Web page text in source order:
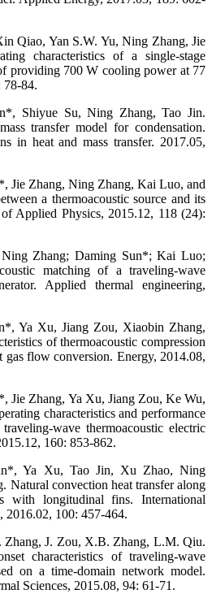
Qiao, Yan S.W. Yu, Ning Zhang, Jie
characteristics of a single-stage
providing 700 W cooling power at 77
84.
Shiyue Su, Ning Zhang, Tao Jin.
transfer model for condensation.
in heat and mass transfer. 2017.05,
Jie Zhang, Ning Zhang, Kai Luo, and
a thermoacoustic source and its
Applied Physics, 2015.12, 118 (24):
Zhang; Daming Sun*; Kai Luo;
matching of a traveling-wave
Applied thermal engineering,
Ya Xu, Jiang Zou, Xiaobin Zhang,
of thermoacoustic compression
gas flow conversion. Energy, 2014.08,
Jie Zhang, Ya Xu, Jiang Zou, Ke Wu,
characteristics and performance
wave thermoacoustic electric
160: 853-862.
Ya Xu, Tao Jin, Xu Zhao, Ning
Natural convection heat transfer along
with longitudinal fins. International
2016.02, 100: 457-464.
J. Zou, X.B. Zhang, L.M. Qiu.
characteristics of traveling-wave
on a time-domain network model.
Sciences, 2015.08, 94: 61-71.